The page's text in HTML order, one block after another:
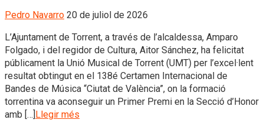
Pedro Navarro 20 de juliol de 2026
L’Ajuntament de Torrent, a través de l’alcaldessa, Amparo
Folgado, i del regidor de Cultura, Aitor Sánchez, ha felicitat
públicament la Unió Musical de Torrent (UMT) per l’excel·lent
resultat obtingut en el 138é Certamen Internacional de
Bandes de Música “Ciutat de València”, on la formació
torrentina va aconseguir un Primer Premi en la Secció d’Honor
amb […] Llegir més